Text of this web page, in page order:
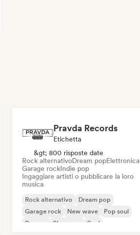
Pravda Records
Etichetta
&gt; 800 risposte date
Rock alternativoDream popElettronica
Garage rockIndie pop
Ingaggiare artisti o pubblicare la loro
musica
Rock alternativo
Dream pop
Garage rock
New wave
Pop soul
Reggae
Shoegaze Soul